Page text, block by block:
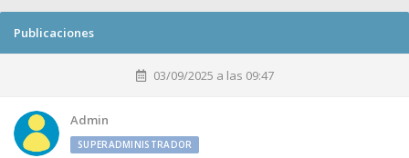
Publicaciones
03/09/2025 a las 09:47
Admin
SUPERADMINISTRADOR